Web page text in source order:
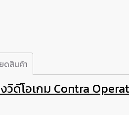
ดสินค้า
วิดีโอเกม Contra